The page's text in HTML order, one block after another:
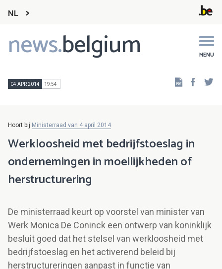
NL
news.belgium MENU
Main
navigation
04 APR 2014 19:54
Hoort bij Ministerraad van 4 april 2014
Werkloosheid met bedrijfstoeslag in
ondernemingen in moeilijkheden of
herstructurering
De ministerraad keurt op voorstel van minister van
Werk Monica De Coninck een ontwerp van koninklijk
besluit goed dat het stelsel van werkloosheid met
bedrijfstoeslag en het activerend beleid bij
herstructureringen aanpast in functie van